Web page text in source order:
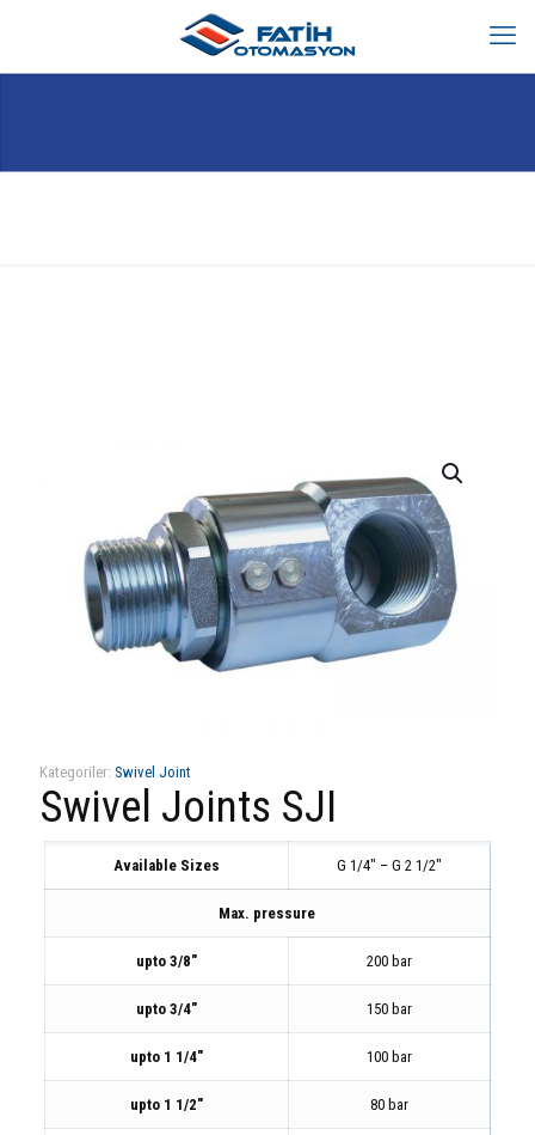
Kategoriler: Swivel Joint
Swivel Joints SJI
Available Sizes G 1/4″ – G 2 1/2″
Max. pressure
upto 3/8″ 200 bar
upto 3/4″ 150 bar
upto 1 1/4″ 100 bar
upto 1 1/2″ 80 bar